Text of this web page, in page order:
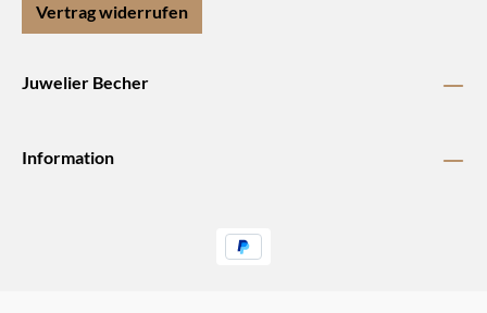
Vertrag widerrufen
Juwelier Becher
Information